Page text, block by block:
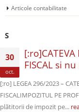
Articole contabilitate
S
30
oct.
[:ro]CATEVA
FISCAL si
[:ro] LEGEA 296/2023 –
FISCALIMPOZITUL PE
plătitorii de impozit pe...